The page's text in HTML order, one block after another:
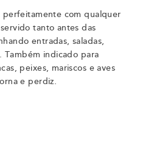
perfeitamente com qualquer
tanto antes das
entradas, saladas,
Também indicado para
peixes, mariscos e aves
e perdiz.